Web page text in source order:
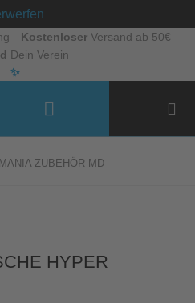
KostenloserVersand ab 50€
Dein Verein
✨
ZUBEHÖR MD
HYPER